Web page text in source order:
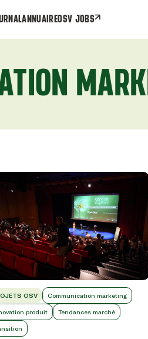
ANNUAIREOSV JOBS
OSV Communication marketing
produit Tendances marché